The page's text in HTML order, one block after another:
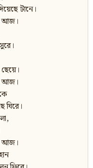
টানে।
আজ।
আজ।
ঘিরে।
আজ।